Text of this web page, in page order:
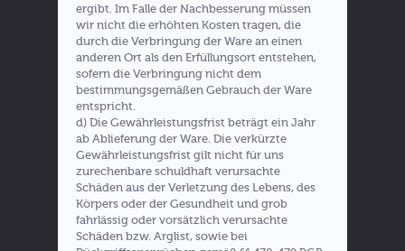
ergibt. Im Falle der Nachbesserung müssen
wir nicht die erhöhten Kosten tragen, die
durch die Verbringung der Ware an einen
anderen Ort als den Erfüllungsort entstehen,
sofern die Verbringung nicht dem
bestimmungsgemäßen Gebrauch der Ware
entspricht.
d) Die Gewährleistungsfrist beträgt ein Jahr
ab Ablieferung der Ware. Die verkürzte
Gewährleistungsfrist gilt nicht für uns
zurechenbare schuldhaft verursachte
Schäden aus der Verletzung des Lebens, des
Körpers oder der Gesundheit und grob
fahrlässig oder vorsätzlich verursachte
Schäden bzw. Arglist, sowie bei